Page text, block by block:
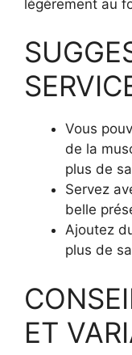
légèrement au
Vous
de la
plus de
Servez
belle
Ajoutez
plus de
ET